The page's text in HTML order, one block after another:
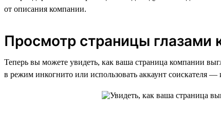
от описания компании.
Просмотр страницы глазами
Теперь вы можете увидеть, как ваша страница компании
в режим инкогнито или использовать аккаунт соискателя —